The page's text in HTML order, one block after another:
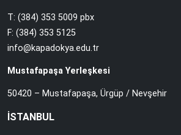
T: (384) 353 5009 pbx
F: (384) 353 5125
info@kapadokya.edu.tr
Mustafapaşa Yerleşkesi
50420 – Mustafapaşa, Ürgüp / Nevşehir
İSTANBUL